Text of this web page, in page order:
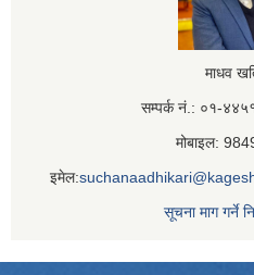
माधव
सम्पर्क नं.: ०१-
मोबाइल:
इमेल:
सूचना माग गर्ने